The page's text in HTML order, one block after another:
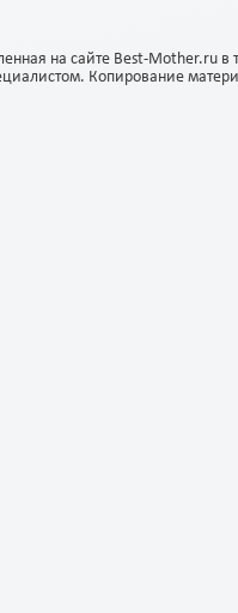
на сайте Best-Mother.ru
Копирование